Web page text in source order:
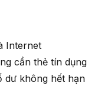
Internet
cần thẻ tín dụng
dư không hết hạn